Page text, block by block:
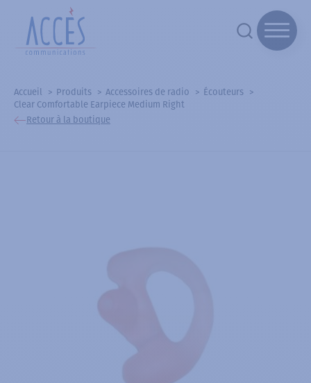
Accueil Produits Accessoires de radio
Écouteurs
Clear Comfortable Earpiece Medium Right
Retour à la boutique